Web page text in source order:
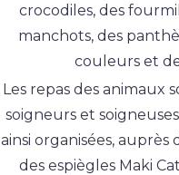
crocodiles, des
manchots, des
couleurs et
Les repas des animaux
soigneurs et
ainsi organisées, auprès
des espiègles Maki